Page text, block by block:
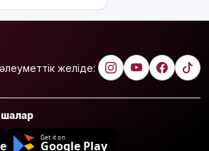
желіде:
Get it on
Google Play